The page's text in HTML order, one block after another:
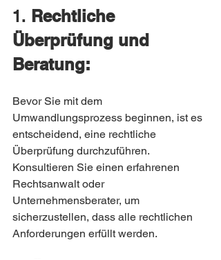
1. Rechtliche
Überprüfung und
Beratung:
Bevor Sie mit dem
Umwandlungsprozess beginnen, ist es
entscheidend, eine rechtliche
Überprüfung durchzuführen.
Konsultieren Sie einen erfahrenen
Rechtsanwalt oder
Unternehmensberater, um
sicherzustellen, dass alle rechtlichen
Anforderungen erfüllt werden.